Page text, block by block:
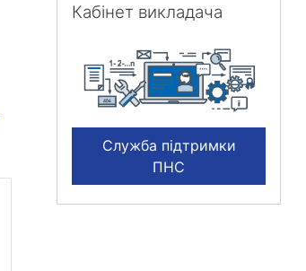
Кабінет викладача
Служба підтримки
ПНС